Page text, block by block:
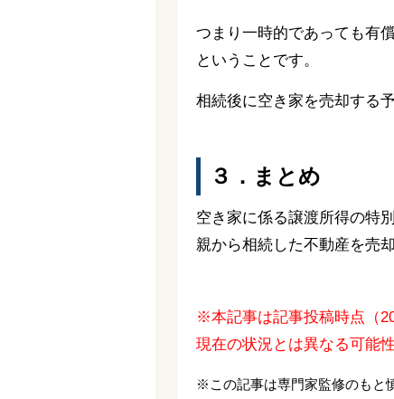
つまり一時的であっても有
ということです。
相続後に空き家を売却する
３．まとめ
空き家に係る譲渡所得の特
親から相続した不動産を売
※本記事は記事投稿時点（
現在の状況とは異なる可能
※この記事は専門家監修のもと